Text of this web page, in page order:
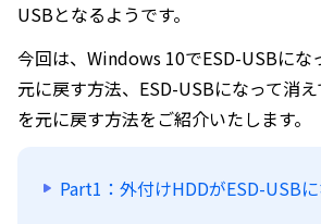
USBとなるようです。
今回は、Windows 10でESD-USBにな
元に戻す方法、ESD-USBになって消
を元に戻す方法をご紹介いたします。
Part1：外付けHDDがESD-USB